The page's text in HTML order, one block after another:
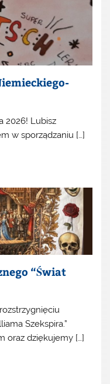
2026! Lubisz
w sporządzaniu […]
“Świat
Szekspira.”
oraz dziękujemy […]